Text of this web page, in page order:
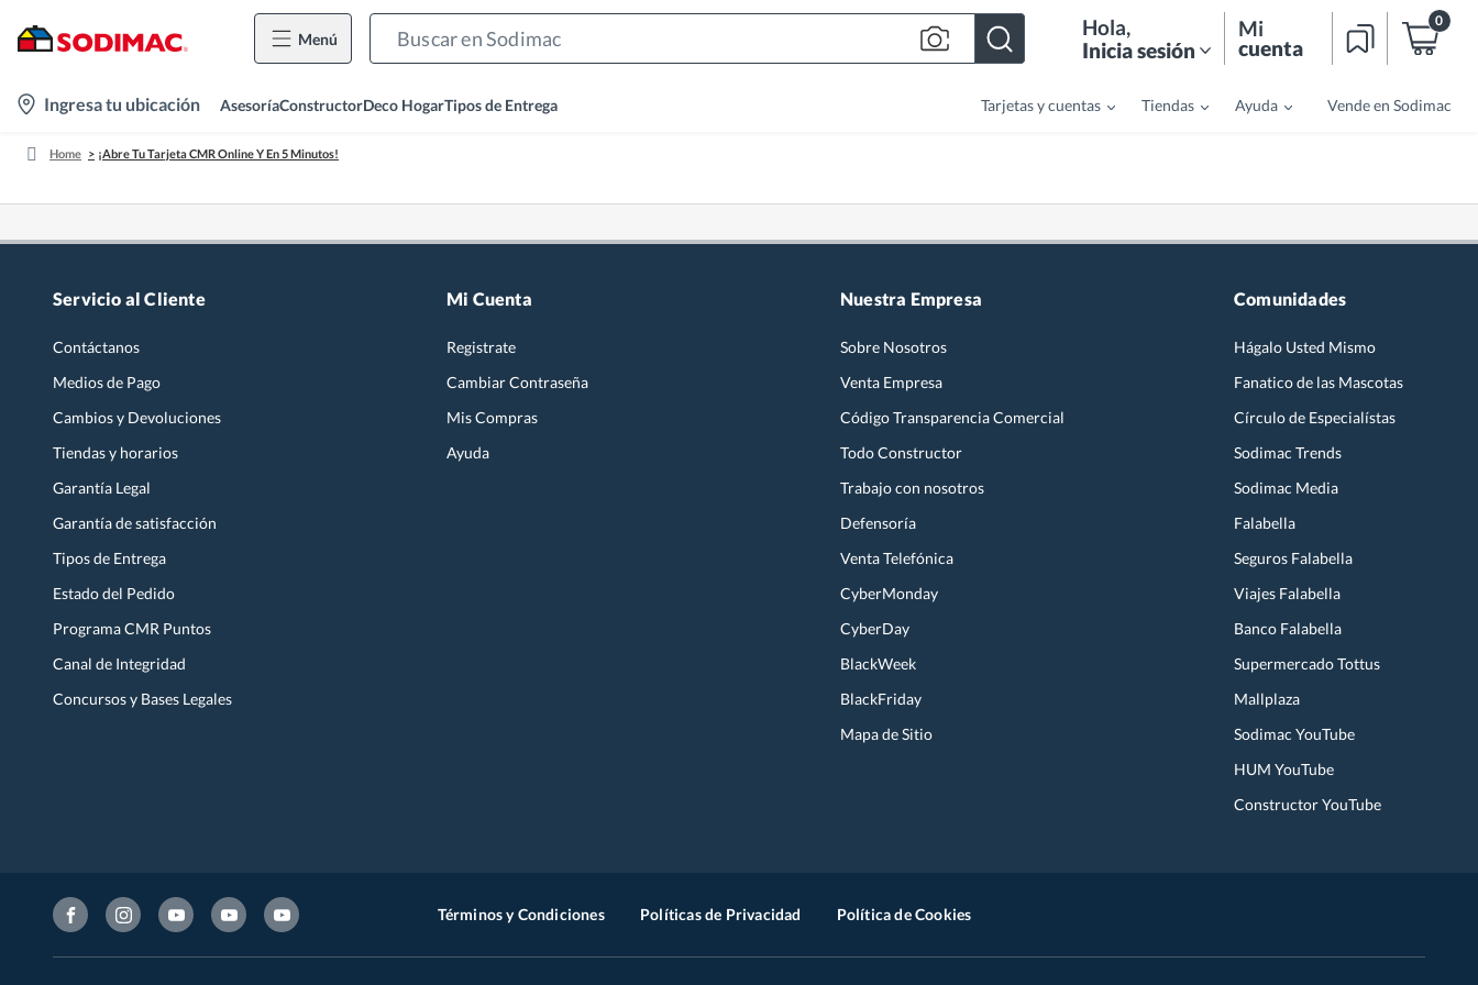
Menú Hola,
Inicia sesión
Mi
cuenta
0
location-
Ingresa tu ubicación AsesoríaConstructorDeco HogarTipos de Entrega Tarjetas y cuentas Tiendas Ayuda Vende en Sodimac
Home ¡Abre Tu Tarjeta CMR Online Y En 5 Minutos!
Servicio al Cliente
Contáctanos
Medios de Pago
Cambios y Devoluciones
Tiendas y horarios
Garantía Legal
Garantía de satisfacción
Tipos de Entrega
Estado del Pedido
Programa CMR Puntos
Canal de Integridad
Concursos y Bases Legales
Mi Cuenta
Registrate
Cambiar Contraseña
Mis Compras
Ayuda
Nuestra Empresa
Sobre Nosotros
Venta Empresa
Código Transparencia Comercial
Todo Constructor
Trabajo con nosotros
Defensoría
Venta Telefónica
CyberMonday
CyberDay
BlackWeek
BlackFriday
Mapa de Sitio
Comunidades
Hágalo Usted Mismo
Fanatico de las Mascotas
Círculo de Especialístas
Sodimac Trends
Sodimac Media
Falabella
Seguros Falabella
Viajes Falabella
Banco Falabella
Supermercado Tottus
Mallplaza
Sodimac YouTube
HUM YouTube
Constructor YouTube
Términos y Condiciones Políticas de Privacidad Política de Cookies